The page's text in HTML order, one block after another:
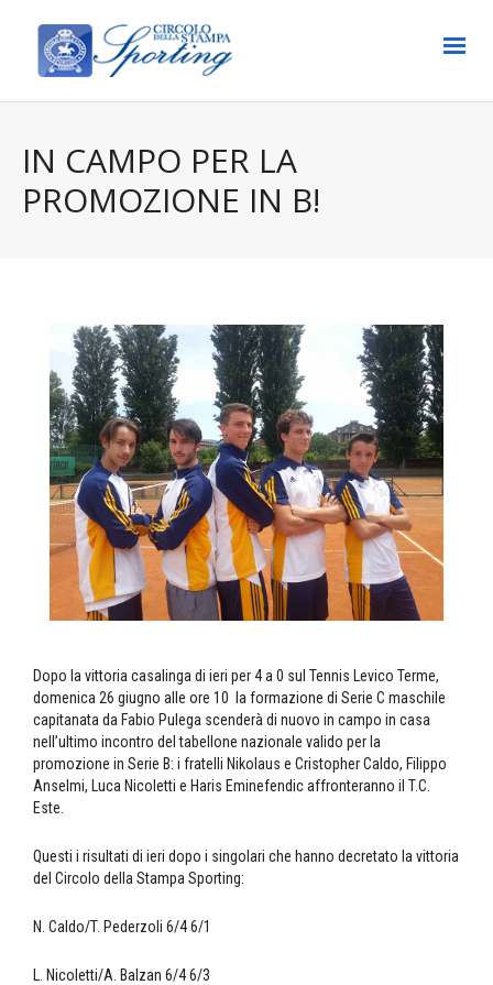
IN CAMPO PER LA
PROMOZIONE IN B!
Dopo la vittoria casalinga di ieri per 4 a 0 sul Tennis Levico Terme,
domenica 26 giugno alle ore 10 la formazione di Serie C maschile
capitanata da Fabio Pulega scenderà di nuovo in campo in casa
nell’ultimo incontro del tabellone nazionale valido per la
promozione in Serie B: i fratelli Nikolaus e Cristopher Caldo, Filippo
Anselmi, Luca Nicoletti e Haris Eminefendic affronteranno il T.C.
Este.
Questi i risultati di ieri dopo i singolari che hanno decretato la vittoria
del Circolo della Stampa Sporting:
N. Caldo/T. Pederzoli 6/4 6/1
L. Nicoletti/A. Balzan 6/4 6/3